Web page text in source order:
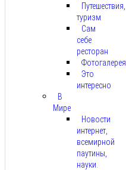
Путешествия,
туризм
Сам
себе
ресторан
Фотогалерея
Это
интересно
В
Мире
Новости
интернет,
всемирной
паутины,
науки.